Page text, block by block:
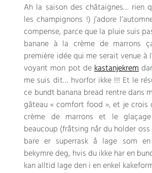
Ah la saison des châtaignes… rien
les champignons !)j’adore
compense, parce que la pluie suis
banane à la crème de marrons
première idée qui me serait venue à
voyant mon pot de kastanjekrem
me suis dit… hvorfor ikke !!! Et le
ce bundt banana bread rentre dans
gâteau « comfort food »,et je crois
crème de marrons et le
beaucoup (fråtsing når du holder
bare er superrask å lage som
bekymre deg, hvis du ikke har en
kan alltid lage den i en enkel